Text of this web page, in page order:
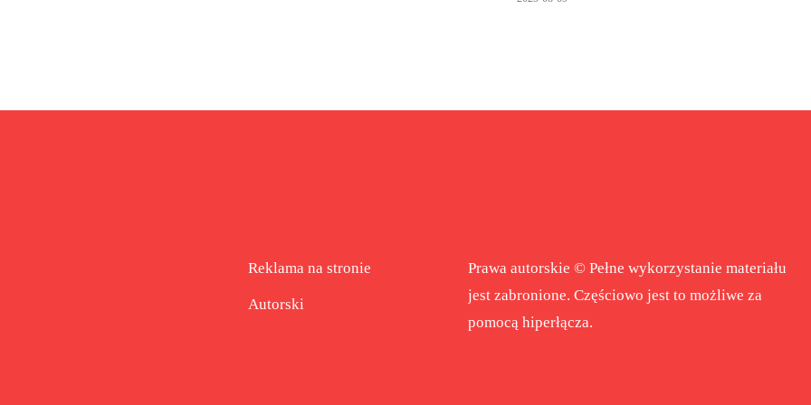
Reklama na stronie
Autorski
Prawa autorskie © Pełne wykorzystanie materiału
jest zabronione. Częściowo jest to możliwe za
pomocą hiperłącza.